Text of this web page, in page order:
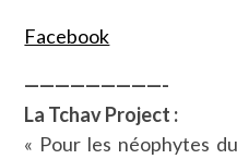
Facebook
—————————-
La Tchav Project :
« Pour les néophytes